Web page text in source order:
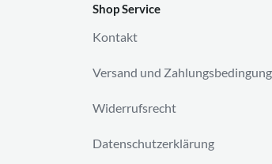
Shop Service
Kontakt
Versand und
Widerrufsrecht
Datenschutzerklärung